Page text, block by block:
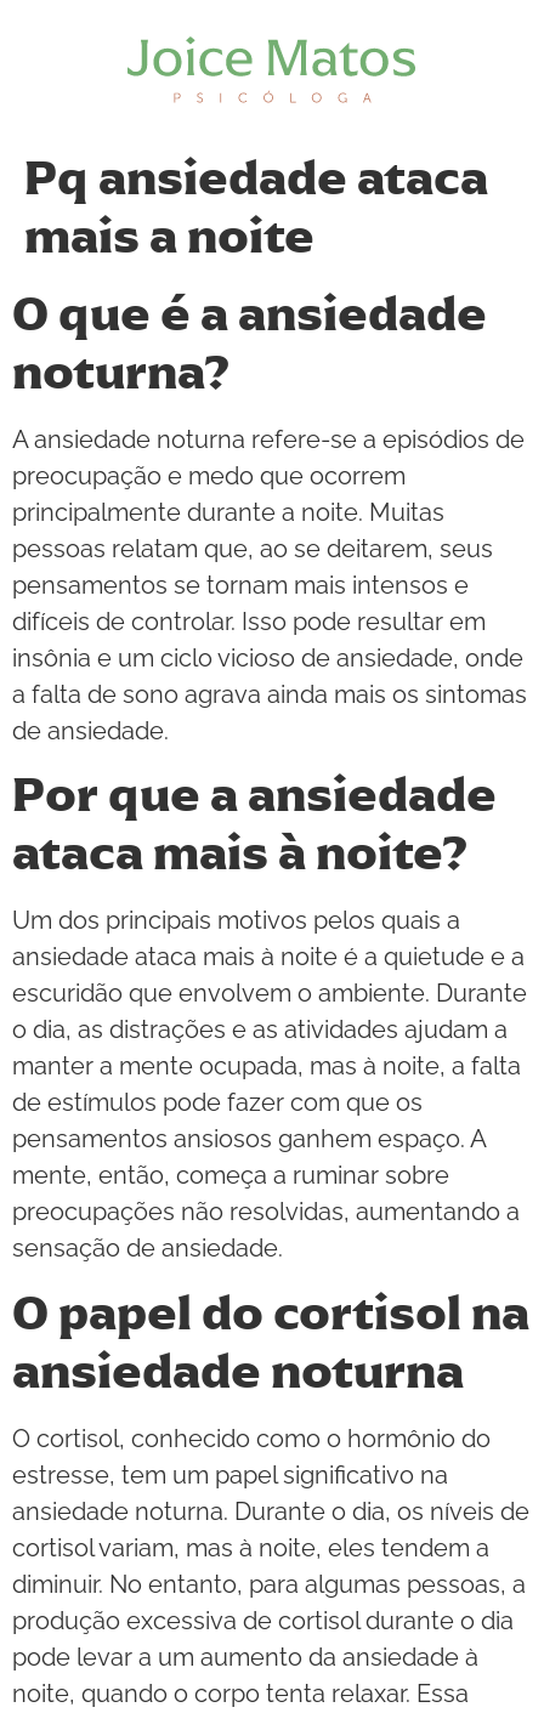
Pq ansiedade ataca
mais a noite
O que é a ansiedade
noturna?
A ansiedade noturna refere-se a episódios de
preocupação e medo que ocorrem
principalmente durante a noite. Muitas
pessoas relatam que, ao se deitarem, seus
pensamentos se tornam mais intensos e
difíceis de controlar. Isso pode resultar em
insônia e um ciclo vicioso de ansiedade, onde
a falta de sono agrava ainda mais os sintomas
de ansiedade.
Por que a ansiedade
ataca mais à noite?
Um dos principais motivos pelos quais a
ansiedade ataca mais à noite é a quietude e a
escuridão que envolvem o ambiente. Durante
o dia, as distrações e as atividades ajudam a
manter a mente ocupada, mas à noite, a falta
de estímulos pode fazer com que os
pensamentos ansiosos ganhem espaço. A
mente, então, começa a ruminar sobre
preocupações não resolvidas, aumentando a
sensação de ansiedade.
O papel do cortisol na
ansiedade noturna
O cortisol, conhecido como o hormônio do
estresse, tem um papel significativo na
ansiedade noturna. Durante o dia, os níveis de
cortisol variam, mas à noite, eles tendem a
diminuir. No entanto, para algumas pessoas, a
produção excessiva de cortisol durante o dia
pode levar a um aumento da ansiedade à
noite, quando o corpo tenta relaxar. Essa